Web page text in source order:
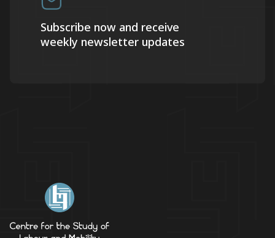
Subscribe now and receive
weekly newsletter updates